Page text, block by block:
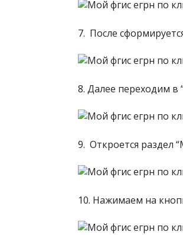
7. После
8. Далее переходим в
9. Откроется раздел
10. Нажимаем на